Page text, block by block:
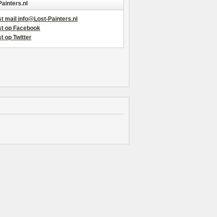
mail info@Lost-Painters.nl
op Facebook
op Twitter